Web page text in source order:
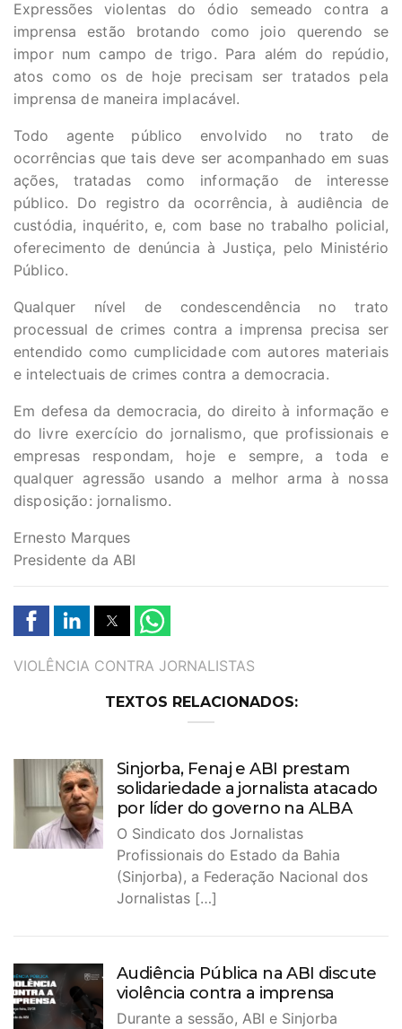
Expressões violentas do ódio semeado contra a
imprensa estão brotando como joio querendo se
impor num campo de trigo. Para além do repúdio,
atos como os de hoje precisam ser tratados pela
imprensa de maneira implacável.
Todo agente público envolvido no trato de
ocorrências que tais deve ser acompanhado em suas
ações, tratadas como informação de interesse
público. Do registro da ocorrência, à audiência de
custódia, inquérito, e, com base no trabalho policial,
oferecimento de denúncia à Justiça, pelo Ministério
Público.
Qualquer nível de condescendência no trato
processual de crimes contra a imprensa precisa ser
entendido como cumplicidade com autores materiais
e intelectuais de crimes contra a democracia.
Em defesa da democracia, do direito à informação e
do livre exercício do jornalismo, que profissionais e
empresas respondam, hoje e sempre, a toda e
qualquer agressão usando a melhor arma à nossa
disposição: jornalismo.
Ernesto Marques
Presidente da ABI
TAGS
VIOLÊNCIA CONTRA JORNALISTAS
TEXTOS RELACIONADOS:
Sinjorba, Fenaj e ABI prestam
solidariedade a jornalista atacado
por líder do governo na ALBA
O Sindicato dos Jornalistas
Profissionais do Estado da Bahia
(Sinjorba), a Federação Nacional dos
Jornalistas […]
Audiência Pública na ABI discute
violência contra a imprensa
Durante a sessão, ABI e Sinjorba